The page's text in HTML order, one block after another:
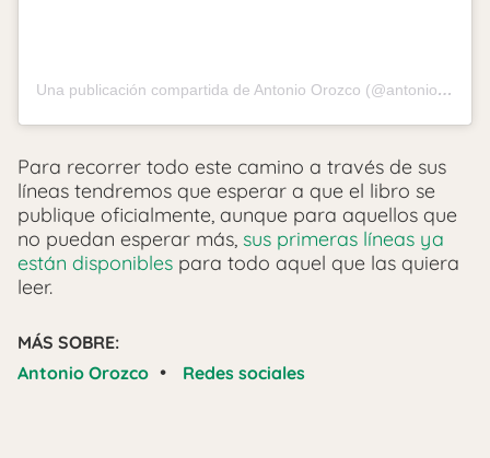
Una publicación compartida de Antonio Orozco (@antoniorozco10)
Para recorrer todo este camino a través de sus
líneas tendremos que esperar a que el libro se
publique oficialmente, aunque para aquellos que
no puedan esperar más, sus primeras líneas ya
están disponibles para todo aquel que las quiera
leer.
MÁS SOBRE:
Antonio Orozco • Redes sociales